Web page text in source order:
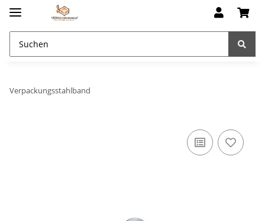
Verpackungsstahlband